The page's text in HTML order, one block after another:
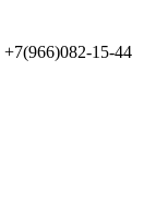
+7(966)082-15-44